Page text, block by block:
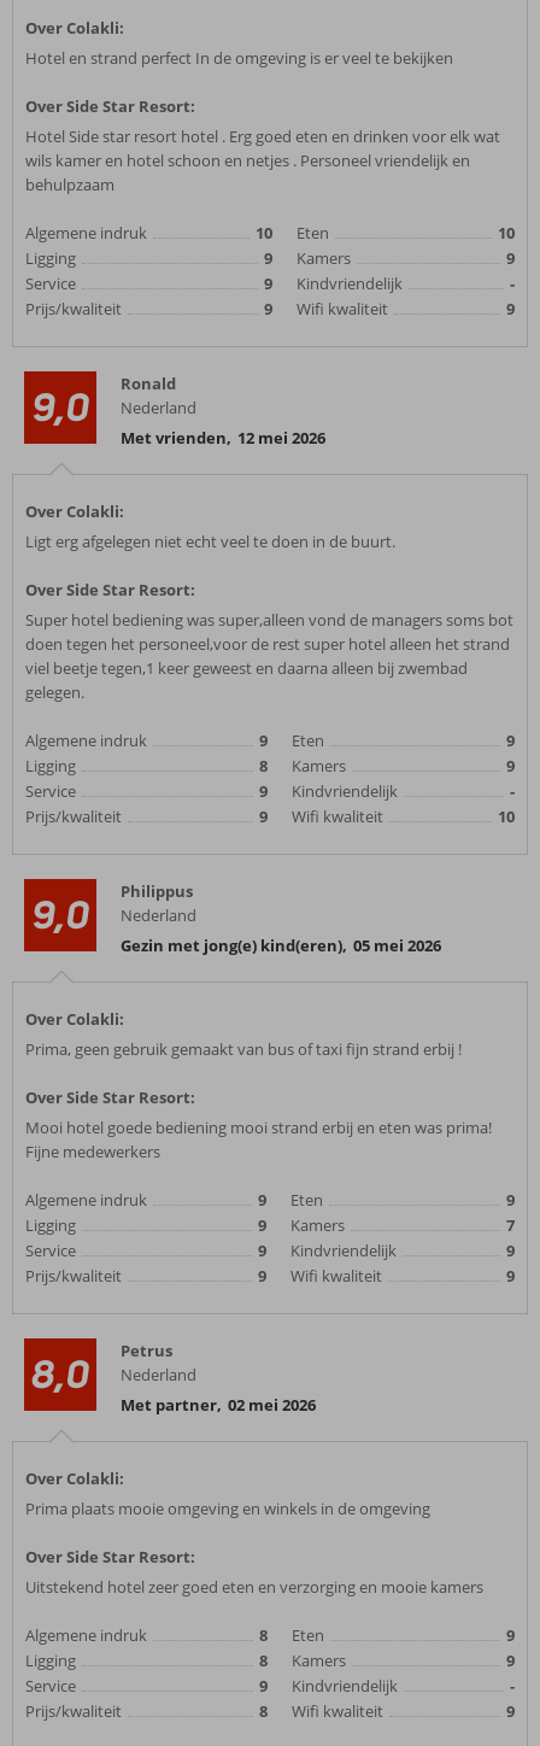
Over Colakli:
Hotel en strand perfect In de omgeving is er veel te bekijken
Over Side Star Resort:
Hotel Side star resort hotel . Erg goed eten en drinken voor elk wat
wils kamer en hotel schoon en netjes . Personeel vriendelijk en
behulpzaam
Algemene indruk
10
Ligging
9
Service
9
Prijs/kwaliteit
9
Eten
10
Kamers
9
Kindvriendelijk
-
Wifi kwaliteit
9
9,0
Ronald
Nederland
Met vrienden, 12 mei 2026
Over Colakli:
Ligt erg afgelegen niet echt veel te doen in de buurt.
Over Side Star Resort:
Super hotel bediening was super,alleen vond de managers soms bot
doen tegen het personeel,voor de rest super hotel alleen het strand
viel beetje tegen,1 keer geweest en daarna alleen bij zwembad
gelegen.
Algemene indruk
9
Ligging
8
Service
9
Prijs/kwaliteit
9
Eten
9
Kamers
9
Kindvriendelijk
-
Wifi kwaliteit
10
9,0
Philippus
Nederland
Gezin met jong(e) kind(eren), 05 mei 2026
Over Colakli:
Prima, geen gebruik gemaakt van bus of taxi fijn strand erbij !
Over Side Star Resort:
Mooi hotel goede bediening mooi strand erbij en eten was prima!
Fijne medewerkers
Algemene indruk
9
Ligging
9
Service
9
Prijs/kwaliteit
9
Eten
9
Kamers
7
Kindvriendelijk
9
Wifi kwaliteit
9
8,0
Petrus
Nederland
Met partner, 02 mei 2026
Over Colakli:
Prima plaats mooie omgeving en winkels in de omgeving
Over Side Star Resort:
Uitstekend hotel zeer goed eten en verzorging en mooie kamers
Algemene indruk
8
Ligging
8
Service
9
Prijs/kwaliteit
8
Eten
9
Kamers
9
Kindvriendelijk
-
Wifi kwaliteit
9